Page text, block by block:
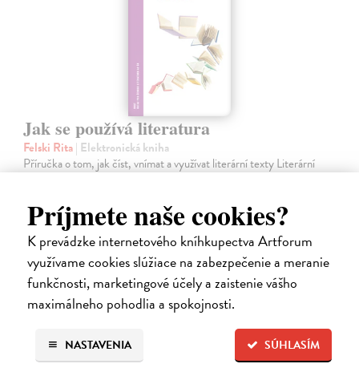
Príjmete naše cookies?
K prevádzke internetového kníhkupectva Artforum
využívame cookies slúžiace na zabezpečenie a meranie
funkčnosti, marketingové účely a zaistenie vášho
maximálneho pohodlia a spokojnosti.
SÚHLASÍM
NASTAVENIA
Jak se používá literatura
Felski Rita| Elektronická kniha
Příručka o tom, jak číst, vnímat a využívat literární texty Literární
nezastupitelnou…
Na stiahnutie akoPDF
11,09 €